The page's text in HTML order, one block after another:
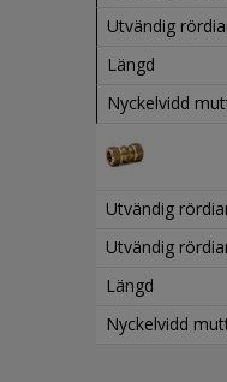
Utvändig
Längd
Nyckelvidd
Utvändig
Utvändig
Längd
Nyckelvidd